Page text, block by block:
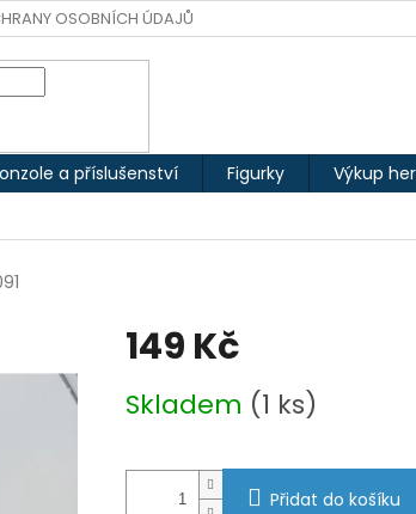
OSOBNÍCH ÚDAJŮ
a příslušenství Figurky Výkup
149 Kč
cena:
Skladem (1 ks)
Přidat do košíku